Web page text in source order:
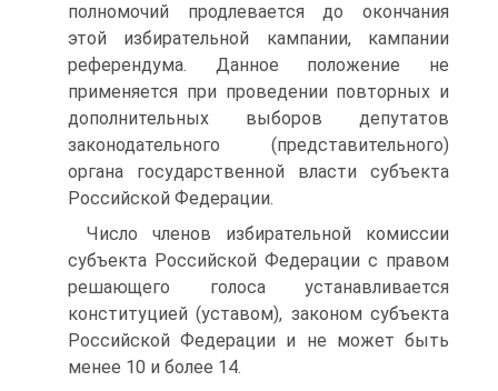
полномочий продлевается до окончания
этой избирательной кампании, кампании
референдума. Данное положение не
применяется при проведении повторных и
дополнительных выборов депутатов
законодательного (представительного)
органа государственной власти субъекта
Российской Федерации.
Число членов избирательной комиссии
субъекта Российской Федерации с правом
решающего голоса устанавливается
конституцией (уставом), законом субъекта
Российской Федерации и не может быть
менее 10 и более 14.